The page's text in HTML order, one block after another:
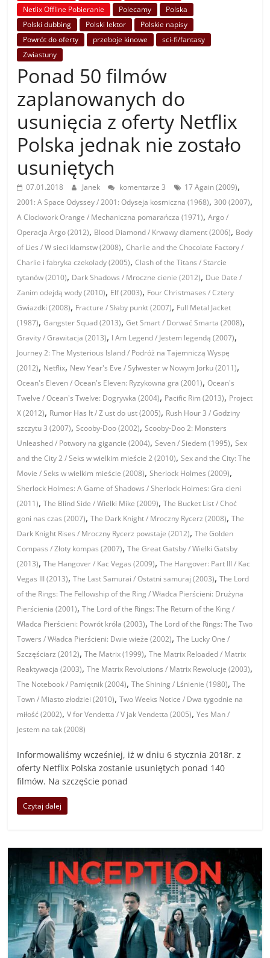
Netlix Offline Pobieranie
Polecamy
Polska
Polski dubbing
Polski lektor
Polskie napisy
Powrót do oferty
przeboje kinowe
sci-fi/fantasy
Zwiastuny
Ponad 50 filmów
zaplanowanych do
usunięcia z oferty Netflix
Polska jednak nie zostało
usuniętych
07.01.2018 Janek komentarze 3 17 Again (2009),
2001: A Space Odyssey / 2001: Odyseja kosmiczna (1968),300 (2007),
A Clockwork Orange / Mechaniczna pomarańcza (1971),Argo /
Operacja Argo (2012), Blood Diamond / Krwawy diament (2006), Body
of Lies / W sieci kłamstw (2008),Charlie and the Chocolate Factory /
Charlie i fabryka czekolady (2005),Clash of the Titans / Starcie
tytanów (2010), Dark Shadows / Mroczne cienie (2012), Due Date /
Zanim odejdą wody (2010), Elf (2003), Four Christmases / Cztery
Gwiazdki (2008), Fracture / Słaby punkt (2007), Full Metal Jacket
(1987),Gangster Squad (2013),Get Smart / Dorwać Smarta (2008),
Gravity / Grawitacja (2013), I Am Legend / Jestem legendą (2007),
Journey 2: The Mysterious Island / Podróż na Tajemniczą Wyspę
(2012), Netflix, New Year's Eve / Sylwester w Nowym Jorku (2011),
Ocean's Eleven / Ocean's Eleven: Ryzykowna gra (2001),Ocean's
Twelve / Ocean's Twelve: Dogrywka (2004), Pacific Rim (2013), Project
X (2012), Rumor Has It / Z ust do ust (2005), Rush Hour 3 / Godziny
szczytu 3 (2007),Scooby-Doo (2002),Scooby-Doo 2: Monsters
Unleashed / Potwory na gigancie (2004),Seven / Siedem (1995),Sex
and the City 2 / Seks w wielkim mieście 2 (2010),Sex and the City: The
Movie / Seks w wielkim mieście (2008),Sherlock Holmes (2009),
Sherlock Holmes: A Game of Shadows / Sherlock Holmes: Gra cieni
(2011),The Blind Side / Wielki Mike (2009),The Bucket List / Choć
goni nas czas (2007),The Dark Knight / Mroczny Rycerz (2008),The
Dark Knight Rises / Mroczny Rycerz powstaje (2012),The Golden
Compass / Złoty kompas (2007),The Great Gatsby / Wielki Gatsby
(2013),The Hangover / Kac Vegas (2009),The Hangover: Part III / Kac
Vegas III (2013),The Last Samurai / Ostatni samuraj (2003),The Lord
of the Rings: The Fellowship of the Ring / Władca Pierścieni: Drużyna
Pierścienia (2001),The Lord of the Rings: The Return of the King /
Władca Pierścieni: Powrót króla (2003),The Lord of the Rings: The Two
Towers / Władca Pierścieni: Dwie wieże (2002),The Lucky One /
Szczęściarz (2012),The Matrix (1999),The Matrix Reloaded / Matrix
Reaktywacja (2003),The Matrix Revolutions / Matrix Rewolucje (2003),
The Notebook / Pamiętnik (2004),The Shining / Lśnienie (1980),The
Town / Miasto złodziei (2010),Two Weeks Notice / Dwa tygodnie na
miłość (2002),V for Vendetta / V jak Vendetta (2005),Yes Man /
Jestem na tak (2008)
Informowaliśmy wcześniej, iż w dniu 6 stycznia 2018r. z
oferty Netflix Polska zostanie usuniętych ponad 140
filmów. Na szczęście ponad
Czytaj dalej